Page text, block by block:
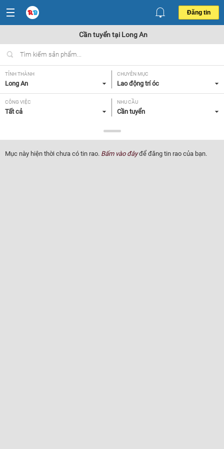
Đăng tin
Cần tuyển tại Long An
TỈNH THÀNH
Long An
CHUYÊN MỤC
Lao động trí óc
CÔNG VIỆC
Tất cả
NHU CẦU
Cần tuyển
Tất cả
Mục này hiện thời chưa có tin rao. Bấm vào đâyđể đăng tin rao của bạn.